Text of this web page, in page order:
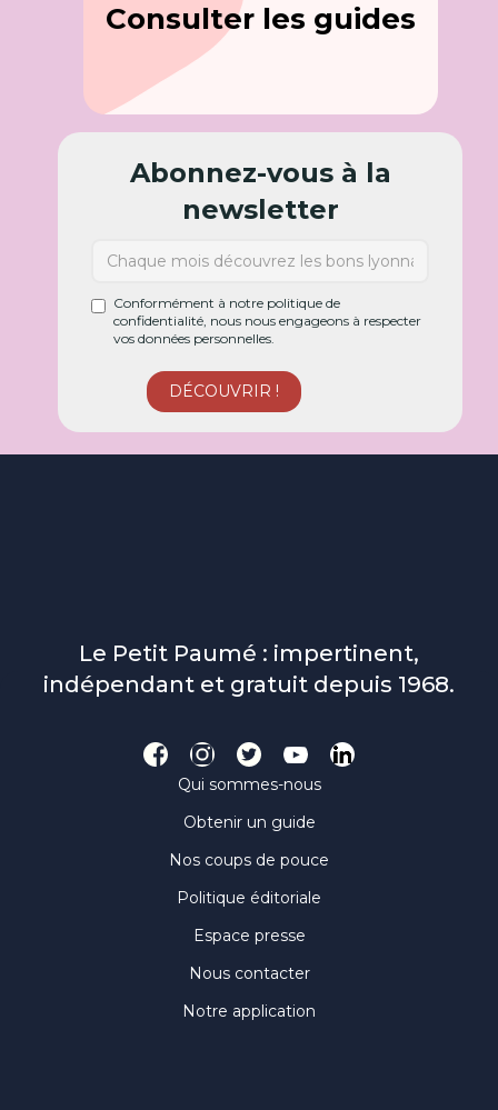
Consulter les guides
Abonnez-vous à la
newsletter
Conformément à notre politique de
confidentialité, nous nous engageons à respecter
vos données personnelles.
Le Petit Paumé : impertinent,
indépendant et gratuit depuis 1968.
Qui sommes-nous
Obtenir un guide
Nos coups de pouce
Politique éditoriale
Espace presse
Nous contacter
Notre application